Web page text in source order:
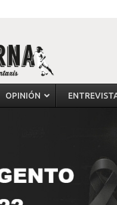
OPINIÓN